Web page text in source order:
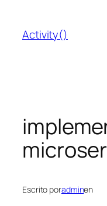
contenido
Activity()
Escrito poradminen